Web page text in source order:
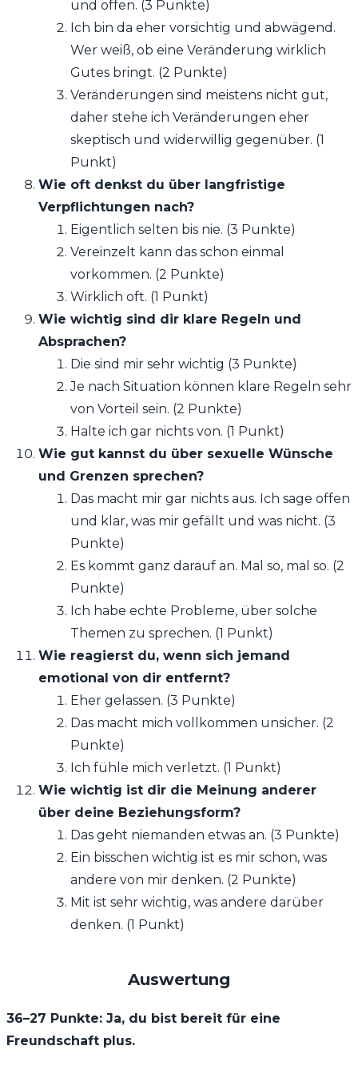
und offen. (3 Punkte)
Ich bin da eher vorsichtig und abwägend.
Wer weiß, ob eine Veränderung wirklich
Gutes bringt. (2 Punkte)
Veränderungen sind meistens nicht gut,
daher stehe ich Veränderungen eher
skeptisch und widerwillig gegenüber. (1
Punkt)
Wie oft denkst du über langfristige
Verpflichtungen nach?
Eigentlich selten bis nie. (3 Punkte)
Vereinzelt kann das schon einmal
vorkommen. (2 Punkte)
Wirklich oft. (1 Punkt)
Wie wichtig sind dir klare Regeln und
Absprachen?
Die sind mir sehr wichtig (3 Punkte)
Je nach Situation können klare Regeln sehr
von Vorteil sein. (2 Punkte)
Halte ich gar nichts von. (1 Punkt)
Wie gut kannst du über sexuelle Wünsche
und Grenzen sprechen?
Das macht mir gar nichts aus. Ich sage offen
und klar, was mir gefällt und was nicht. (3
Punkte)
Es kommt ganz darauf an. Mal so, mal so. (2
Punkte)
Ich habe echte Probleme, über solche
Themen zu sprechen. (1 Punkt)
Wie reagierst du, wenn sich jemand
emotional von dir entfernt?
Eher gelassen. (3 Punkte)
Das macht mich vollkommen unsicher. (2
Punkte)
Ich fühle mich verletzt. (1 Punkt)
Wie wichtig ist dir die Meinung anderer
über deine Beziehungsform?
Das geht niemanden etwas an. (3 Punkte)
Ein bisschen wichtig ist es mir schon, was
andere von mir denken. (2 Punkte)
Mit ist sehr wichtig, was andere darüber
denken. (1 Punkt)
Auswertung
36–27 Punkte: Ja, du bist bereit für eine
Freundschaft plus.